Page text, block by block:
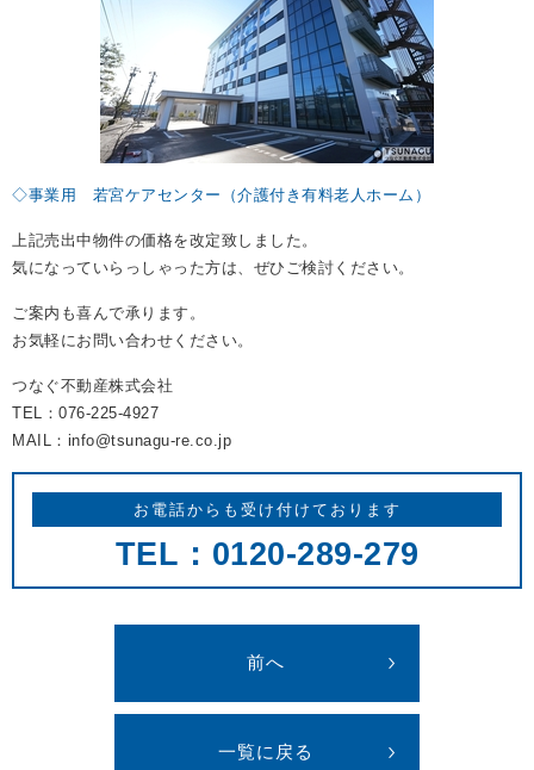
COMPANY
会社案内
◇事業用 若宮ケアセンター（介護付き有料老人ホーム）
上記売出中物件の価格を改定致しました。
気になっていらっしゃった方は、ぜひご検討ください。
ご案内も喜んで承ります。
お気軽にお問い合わせください。
つなぐ不動産株式会社
TEL：076-225-4927
MAIL：info@tsunagu-re.co.jp
お電話からも受け付けております
TEL：0120-289-279
前へ
一覧に戻る